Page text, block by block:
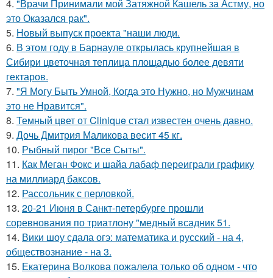
4. "Врачи Принимали мой Затяжной Кашель за Астму, но
это Оказался рак".
5. Новый выпуск проекта "наши люди.
6. В этом году в Барнауле открылась крупнейшая в
Сибири цветочная теплица площадью более девяти
гектаров.
7. "Я Могу Быть Умной, Когда это Нужно, но Мужчинам
это не Нравится".
8. Темный цвет от Clinique стал известен очень давно.
9. Дочь Дмитрия Маликова весит 45 кг.
10. Рыбный пирог "Все Сыты".
11. Как Меган Фокс и шайа лабаф переиграли графику
на миллиард баксов.
12. Рассольник с перловкой.
13. 20-21 Июня в Санкт-петербурге прошли
соревнования по триатлону "медный всадник 51.
14. Вики шоу сдала огэ: математика и русский - на 4,
обществознание - на 3.
15. Екатерина Волкова пожалела только об одном - что